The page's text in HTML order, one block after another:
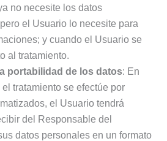
no necesite los datos
el Usuario lo necesite para
y cuando el Usuario se
al tratamiento.
portabilidad de los datos: En
tratamiento se efectúe por
el Usuario tendrá
del Responsable del
datos personales en un formato